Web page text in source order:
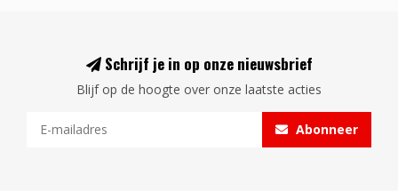
Schrijf je in op onze nieuwsbrief
Blijf op de hoogte over onze laatste acties
Abonneer